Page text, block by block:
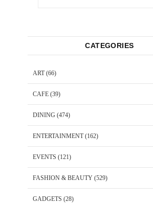
CATEGORIES
ART(66)
CAFE (39)
DINING (474)
ENTERTAINMENT(162)
EVENTS (121)
FASHION & BEAUTY (529)
GADGETS (28)